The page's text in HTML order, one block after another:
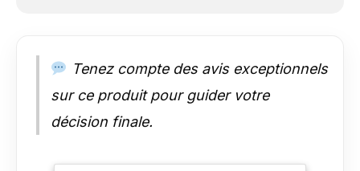
Tenez compte des avis exceptionnels
sur ce produit pour guider votre
décision finale.